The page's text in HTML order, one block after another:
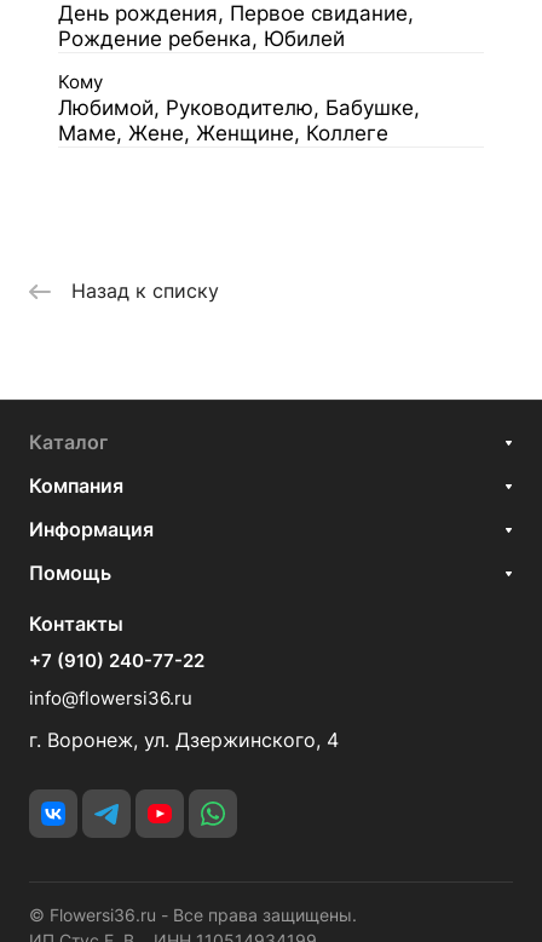
День рождения, Первое свидание,
Рождение ребенка, Юбилей
Кому
Любимой, Руководителю, Бабушке,
Маме, Жене, Женщине, Коллеге
Назад к списку
Каталог
Компания
Информация
Помощь
Контакты
+7 (910) 240-77-22
info@flowersi36.ru
г. Воронеж, ул. Дзержинского, 4
© Flowersi36.ru - Все права защищены.